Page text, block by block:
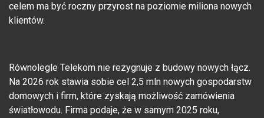
celem ma być roczny przyrost na poziomie miliona nowych
klientów.
Równolegle Telekom nie rezygnuje z budowy nowych łącz.
Na 2026 rok stawia sobie cel 2,5 mln nowych gospodarstw
domowych i firm, które zyskają możliwość zamówienia
światłowodu. Firma podaje, że w samym 2025 roku,